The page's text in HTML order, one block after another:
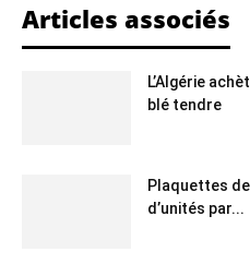
Articles associés
L’Algérie
blé tendre
Plaquettes
d’unités par...